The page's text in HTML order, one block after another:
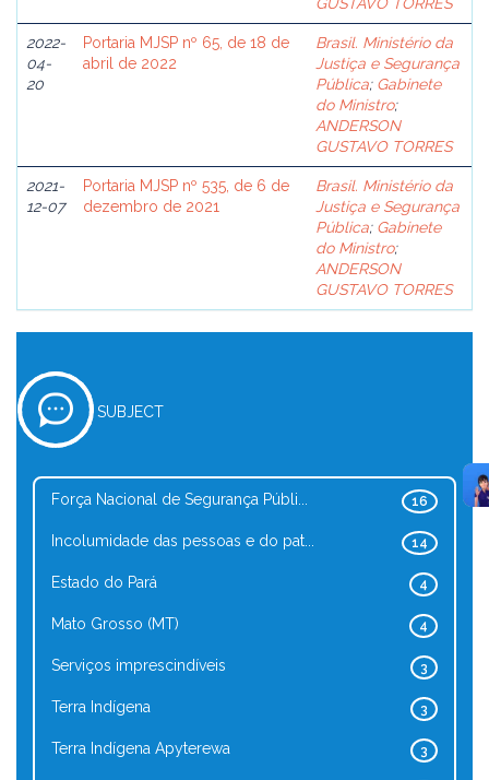
2022-
04-
20
Portaria MJSP nº 65, de 18 de
abril de 2022
Brasil. Ministério da
Justiça e Segurança
Pública; Gabinete
do Ministro;
ANDERSON
GUSTAVO TORRES
2021-
12-07
Portaria MJSP nº 535, de 6 de
dezembro de 2021
Brasil. Ministério da
Justiça e Segurança
Pública; Gabinete
do Ministro;
ANDERSON
GUSTAVO TORRES
SUBJECT
16
Força Nacional de Segurança Públi...
14
Incolumidade das pessoas e do pat...
4
Estado do Pará
4
Mato Grosso (MT)
3
Serviços imprescindíveis
3
Terra Indígena
3
Terra Indígena Apyterewa